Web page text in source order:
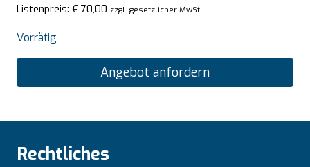
Listenpreis: € 70,00 zzgl. gesetzlicher MwSt.
Vorrätig
Angebot anfordern
Rechtliches